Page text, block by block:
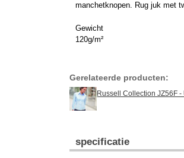
manchetknopen. Rug juk met
Gewicht
120g/m²
Gerelateerde producten:
Russell Collection JZ56F
specificatie